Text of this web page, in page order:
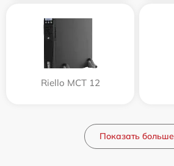
Riello MCT 12
Показать больше